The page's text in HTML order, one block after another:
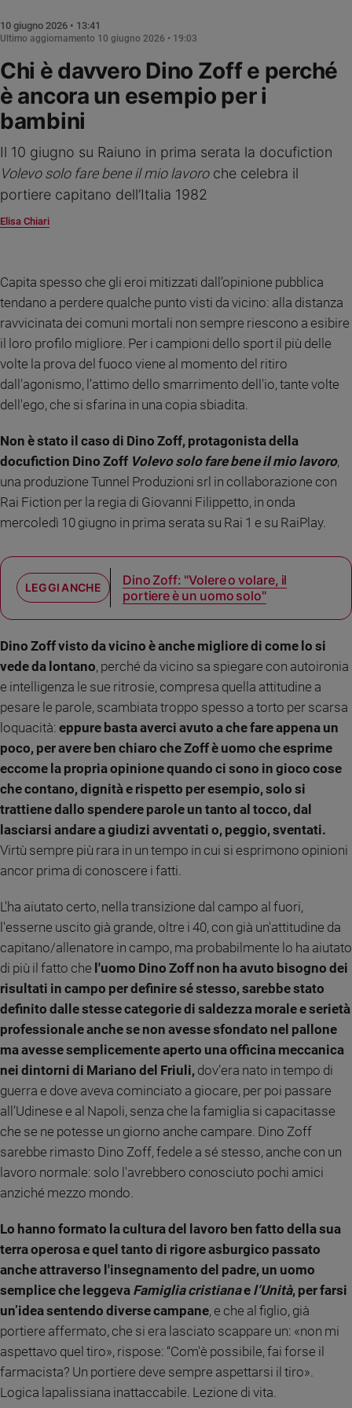
e
Creato
Volontariato
Aziende
di
Caso
della
settimana
Diversità
Costume
Cultura
spettacoli
Sanremo
2026
Cinema,
e
streaming
Libri
Musica
Arte
Famiglia
educazione
e
Nonni
Coppia
Scuola
giovani
Adolescenza
Bioetica
Vai
Foto
Video
Podcast
Privacy
Policy
Chi
siamo
Contatti
Registrati
Redazione
Chi è davvero Dino Zoff e perché
è ancora un esempio per i
bambini
Il 10 giugno su Raiuno in prima serata la docufiction
Volevo solo fare bene il mio lavoroche celebra il
portiere capitano dell’Italia 1982
Elisa Chiari
10 giugno 2026 • 13:41
Ultimo aggiornamento 10 giugno 2026 • 19:03
Capita spesso che gli eroi mitizzati dall’opinione pubblica
tendano a perdere qualche punto visti da vicino: alla distanza
ravvicinata dei comuni mortali non sempre riescono a esibire
il loro profilo migliore. Per i campioni dello sport il più delle
volte la prova del fuoco viene al momento del ritiro
dall'agonismo, l’attimo dello smarrimento dell'io, tante volte
dell'ego, che si sfarina in una copia sbiadita.
Non è stato il caso di Dino Zoff, protagonista della
docufiction Dino Zoff Volevo solo fare bene il mio lavoro,
una produzione Tunnel Produzioni srl in collaborazione con
Rai Fiction per la regia di Giovanni Filippetto, in onda
mercoledì 10 giugno in prima serata su Rai 1 e su RaiPlay.
Dino Zoff: "Volere o volare, il
portiere è un uomo solo"
Dino Zoff visto da vicino è anche migliore di come lo si
vede da lontano, perché da vicino sa spiegare con autoironia
e intelligenza le sue ritrosie, compresa quella attitudine a
pesare le parole, scambiata troppo spesso a torto per scarsa
loquacità: eppure basta averci avuto a che fare appena un
poco, per avere ben chiaro che Zoff è uomo che esprime
eccome la propria opinione quando ci sono in gioco cose
che contano, dignità e rispetto per esempio, solo si
trattiene dallo spendere parole un tanto al tocco, dal
lasciarsi andare a giudizi avventati o, peggio, sventati.
Virtù sempre più rara in un tempo in cui si esprimono opinioni
ancor prima di conoscere i fatti.
L'ha aiutato certo, nella transizione dal campo al fuori,
l'esserne uscito già grande, oltre i 40, con già un'attitudine da
capitano/allenatore in campo, ma probabilmente lo ha aiutato
di più il fatto che l'uomo Dino Zoff non ha avuto bisogno dei
risultati in campo per definire sé stesso, sarebbe stato
definito dalle stesse categorie di saldezza morale e serietà
professionale anche se non avesse sfondato nel pallone
ma avesse semplicemente aperto una officina meccanica
nei dintorni di Mariano del Friuli, dov’era nato in tempo di
guerra e dove aveva cominciato a giocare, per poi passare
all’Udinese e al Napoli, senza che la famiglia si capacitasse
che se ne potesse un giorno anche campare. Dino Zoff
sarebbe rimasto Dino Zoff, fedele a sé stesso, anche con un
lavoro normale: solo l'avrebbero conosciuto pochi amici
anziché mezzo mondo.
Lo hanno formato la cultura del lavoro ben fatto della sua
terra operosa e quel tanto di rigore asburgico passato
anche attraverso l'insegnamento del padre, un uomo
semplice che leggeva Famiglia cristianae l’Unità, per farsi
un’idea sentendo diverse campane, e che al figlio, già
portiere affermato, che si era lasciato scappare un: «non mi
aspettavo quel tiro», rispose: “Com'è possibile, fai forse il
farmacista? Un portiere deve sempre aspettarsi il tiro».
Logica lapalissiana inattaccabile. Lezione di vita.